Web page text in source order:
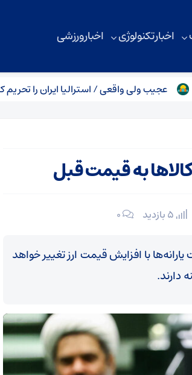
اخبار تکنولوژی اخبار ورزشی
ولی واقعی / استرالیا ایران را تحریم کرد
به قیمت قبل
۰
با افزایش قیمت ارز تغییر خواهد
نیروهای مسلح به ویژه یگان‌های موشکی و